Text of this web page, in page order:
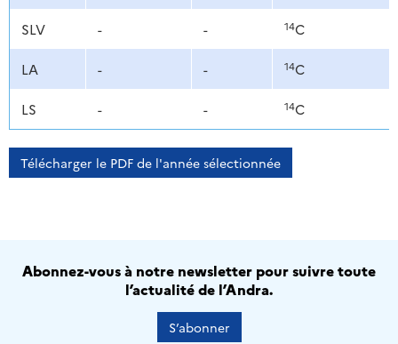
SLV - - 14C
LA - - 14C
LS - - 14C
Télécharger le PDF de l'année sélectionnée
Abonnez-vous à notre newsletter pour suivre toute
l’actualité de l’Andra.
S’abonner